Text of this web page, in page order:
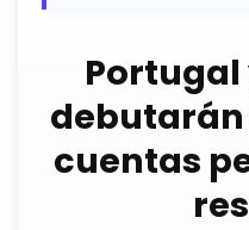
Portugal
debutarán
cuentas